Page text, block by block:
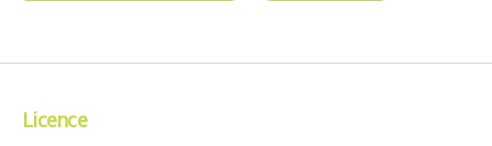
Licence